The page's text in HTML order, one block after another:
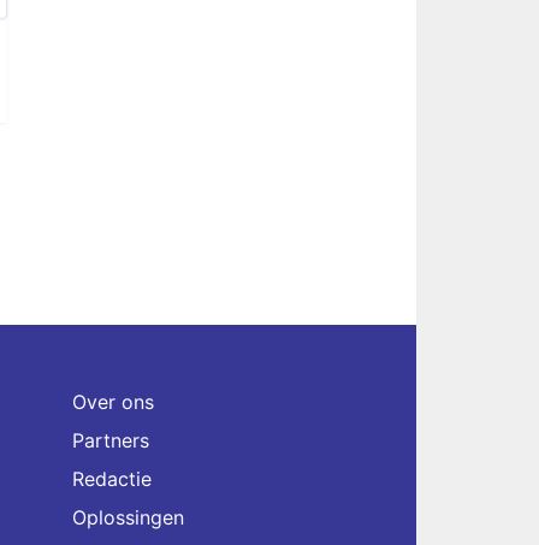
Over ons
Partners
Redactie
Oplossingen